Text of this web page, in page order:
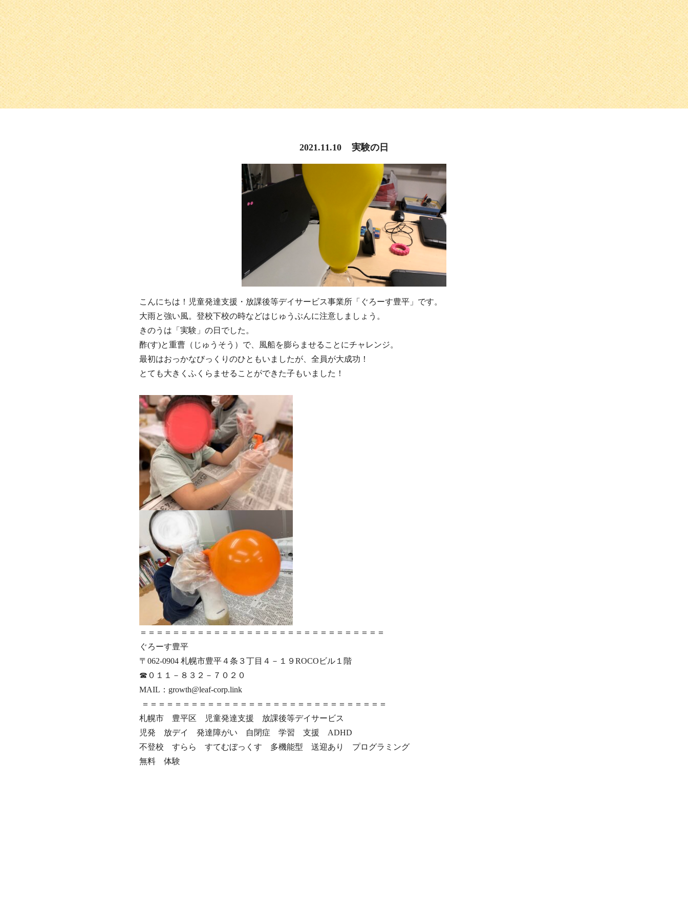
2021.11.10 実験の日
こんにちは！児童発達支援・放課後等デイサービス事業所「ぐろーす豊平」です。
大雨と強い風。登校下校の時などはじゅうぶんに注意しましょう。
きのうは「実験」の日でした。
酢(す)と重曹（じゅうそう）で、風船を膨らませることにチャレンジ。
最初はおっかなびっくりのひともいましたが、全員が大成功！
とても大きくふくらませることができた子もいました！
＝＝＝＝＝＝＝＝＝＝＝＝＝＝＝＝＝＝＝＝＝＝＝＝＝＝＝＝＝＝‎
‎ぐろーす豊平‎
‎〒062-0904 札幌市豊平４条３丁目４－１９ROCOビル１階‎
‎☎０１１－８３２－７０２０‎
‎MAIL：growth@leaf-corp.link‎
‎ ＝＝＝＝＝＝＝＝＝＝＝＝＝＝＝＝＝＝＝＝＝＝＝＝＝＝＝＝＝＝‎
札幌市 豊平区 児童発達支援 放課後等デイサービス
児発 放デイ 発達障がい 自閉症 学習 支援 ADHD
不登校 すらら すてむぼっくす 多機能型 送迎あり プログラミング
無料 体験